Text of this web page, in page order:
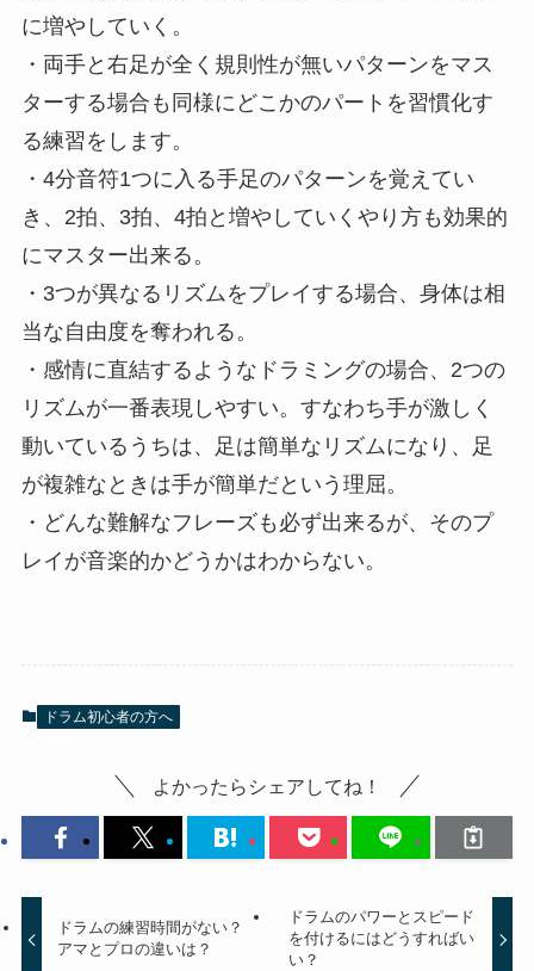
に増やしていく。
・両手と右足が全く規則性が無いパターンをマス
ターする場合も同様にどこかのパートを習慣化す
る練習をします。
・4分音符1つに入る手足のパターンを覚えてい
き、2拍、3拍、4拍と増やしていくやり方も効果的
にマスター出来る。
・3つが異なるリズムをプレイする場合、身体は相
当な自由度を奪われる。
・感情に直結するようなドラミングの場合、2つの
リズムが一番表現しやすい。すなわち手が激しく
動いているうちは、足は簡単なリズムになり、足
が複雑なときは手が簡単だという理屈。
・どんな難解なフレーズも必ず出来るが、そのプ
レイが音楽的かどうかはわからない。
ドラム初心者の方へ
よかったらシェアしてね！
ドラムの練習時間がない？
アマとプロの違いは？
ドラムのパワーとスピード
を付けるにはどうすればい
い？